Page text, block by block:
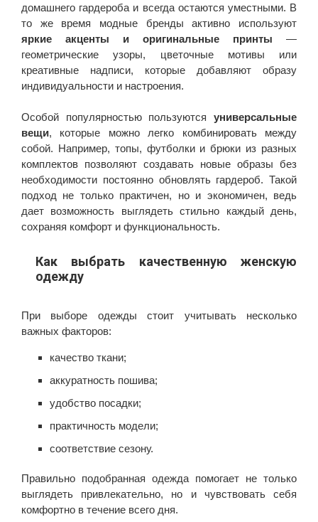
домашнего гардероба и всегда остаются уместными. В
то же время модные бренды активно используют
яркие акценты и оригинальные принты —
геометрические узоры, цветочные мотивы или
креативные надписи, которые добавляют образу
индивидуальности и настроения.
Особой популярностью пользуются универсальные
вещи, которые можно легко комбинировать между
собой. Например, топы, футболки и брюки из разных
комплектов позволяют создавать новые образы без
необходимости постоянно обновлять гардероб. Такой
подход не только практичен, но и экономичен, ведь
дает возможность выглядеть стильно каждый день,
сохраняя комфорт и функциональность.
Как выбрать качественную женскую
одежду
При выборе одежды стоит учитывать несколько
важных факторов:
качество ткани;
аккуратность пошива;
удобство посадки;
практичность модели;
соответствие сезону.
Правильно подобранная одежда помогает не только
выглядеть привлекательно, но и чувствовать себя
комфортно в течение всего дня.